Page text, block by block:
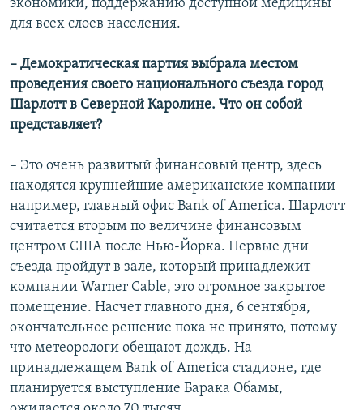
экономики, поддержанию доступной медицины
для всех слоев населения.
– Демократическая партия выбрала местом
проведения своего национального съезда город
Шарлотт в Северной Каролине. Что он собой
представляет?
– Это очень развитый финансовый центр, здесь
находятся крупнейшие американские компании –
например, главный офис Bank of America. Шарлотт
считается вторым по величине финансовым
центром США после Нью-Йорка. Первые дни
съезда пройдут в зале, который принадлежит
компании Warner Cable, это огромное закрытое
помещение. Насчет главного дня, 6 сентября,
окончательное решение пока не принято, потому
что метеорологи обещают дождь. На
принадлежащем Bank of America стадионе, где
планируется выступление Барака Обамы,